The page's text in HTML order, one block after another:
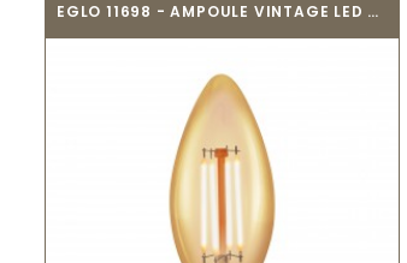
EGLO 11698 - AMPOULE VINTAGE LED - LED_E14